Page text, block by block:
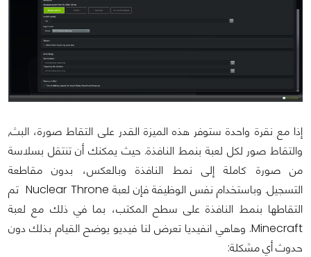
إذا مع نقرة واحدة ستوفر هذه الميزة القدر على التقاط صورة، البث,
والتقاط صور لكل لعبة بنمط النافذة. حيث يمكنك أن تنتقل بسلاسة
من صورة كاملة إلى نمط النافذة وبالعكس، بدون مقاطعة
التسجيل. وباستخدام نفس الوظيفة فإن لعبة Nuclear Throne تم
التقاطها بنمط النافذة على سطح المكتب، بما في ذلك مع لعبة
Minecraft. وهاهي انفيديا تعرض لنا فيديو يوضح القيام بذلك دون
حدوث أي مشكلة: